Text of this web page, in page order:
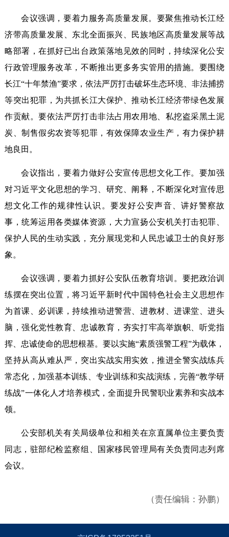
会议强调，要着力服务高质量发展。要聚焦推动长江经
济带高质量发展、东北全面振兴、民族地区高质量发展等战
略部署，在抓好已出台政策落地见效的同时，持续深化公安
行政管理服务改革，不断推出更多务实管用的措施。要围绕
长江“十年禁渔”要求，依法严厉打击破坏生态环境、非法捕捞
等突出犯罪，为共抓长江大保护、推动长江经济带绿色发展
作贡献。要依法严厉打击非法占用农用地、私挖盗采黑土泥
炭、制售假劣农资等犯罪，有效保障农业生产，有力保护耕
地良田。
会议指出，要着力做好公安宣传思想文化工作。要加强
对习近平文化思想的学习、研究、阐释，不断深化对宣传思
想文化工作的规律性认识。要发好公安声音、讲好警察故
事，统筹运用各类媒体资源，大力宣扬公安机关打击犯罪、
保护人民的生动实践，充分展现党和人民忠诚卫士的良好形
象。
会议强调，要着力抓好公安队伍教育培训。要把政治训
练摆在突出位置，将习近平新时代中国特色社会主义思想作
为首课、必训课，持续推动进警营、进教材、进课堂、进头
脑，强化党性教育、忠诚教育，夯实打牢高举旗帜、听党指
挥、忠诚使命的思想根基。要以实施“素质强警工程”为载体，
坚持从高从难从严，突出实战实用实效，推进全警实战练兵
常态化，加强基本训练、专业训练和实战演练，完善“教学研
练战”一体化人才培养模式，全面提升民警职业素养和实战本
领。
公安部机关有关局级单位和相关在京直属单位主要负责
同志，驻部纪检监察组、国家移民管理局有关负责同志列席
会议。
（责任编辑：孙鹏）